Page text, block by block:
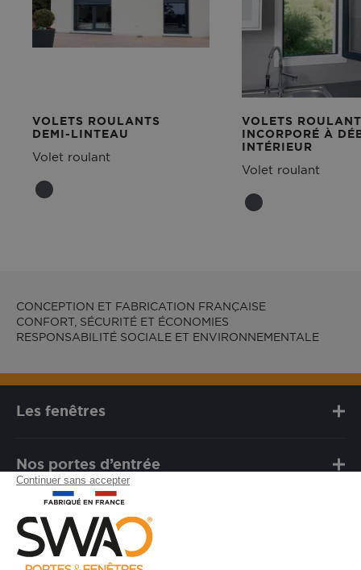
VOLETS ROULANTS
DEMI-LINTEAU
Volet roulant
VOLETS
INCORPORÉ À
INTÉRIEUR
Volet roulant
CONCEPTION ET FABRICATION FRANÇAISE
CONFORT, SÉCURITÉ ET ÉCONOMIES
RESPONSABILITÉ SOCIALE ET ENVIRONNEMENTALE
Les fenêtres
Nos portes d’entrée
Notre marque
Besoin d'assistance ?